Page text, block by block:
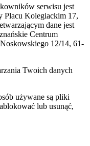
serwisu jest
Placu Kolegiackim 17,
dane jest
Centrum
12/14, 61-
Twoich danych
używane są pliki
lub usunąć,